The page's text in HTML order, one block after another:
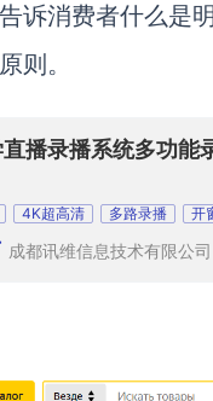
诉消费者什么是
则。
播录播系统多功能
4K超高清 多路录播 开
成都讯维信息技术有限公司